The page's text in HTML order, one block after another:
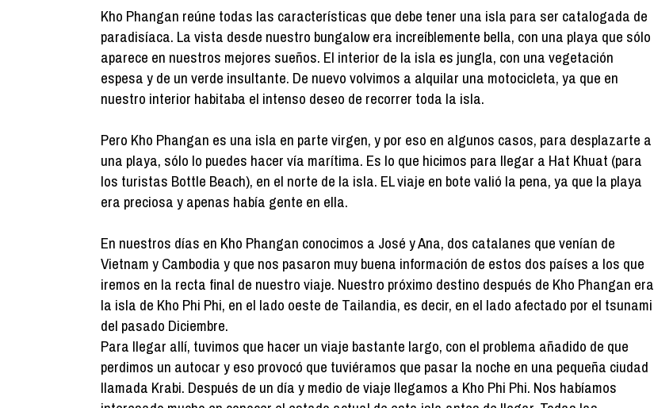
Kho Phangan reúne todas las características que debe tener una isla para ser catalogada de
paradisíaca. La vista desde nuestro bungalow era increíblemente bella, con una playa que sólo
aparece en nuestros mejores sueños. El interior de la isla es jungla, con una vegetación
espesa y de un verde insultante. De nuevo volvimos a alquilar una motocicleta, ya que en
nuestro interior habitaba el intenso deseo de recorrer toda la isla.
Pero Kho Phangan es una isla en parte virgen, y por eso en algunos casos, para desplazarte a
una playa, sólo lo puedes hacer vía marítima. Es lo que hicimos para llegar a Hat Khuat (para
los turistas Bottle Beach), en el norte de la isla. EL viaje en bote valió la pena, ya que la playa
era preciosa y apenas había gente en ella.
En nuestros días en Kho Phangan conocimos a José y Ana, dos catalanes que venían de
Vietnam y Cambodia y que nos pasaron muy buena información de estos dos países a los que
iremos en la recta final de nuestro viaje. Nuestro próximo destino después de Kho Phangan era
la isla de Kho Phi Phi, en el lado oeste de Tailandia, es decir, en el lado afectado por el tsunami
del pasado Diciembre.
Para llegar allí, tuvimos que hacer un viaje bastante largo, con el problema añadido de que
perdimos un autocar y eso provocó que tuviéramos que pasar la noche en una pequeña ciudad
llamada Krabi. Después de un día y medio de viaje llegamos a Kho Phi Phi. Nos habíamos